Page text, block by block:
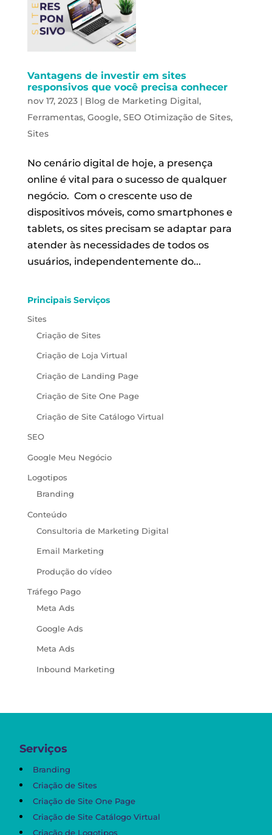
Vantagens de investir em sites
responsivos que você precisa conhecer
nov 17, 2023| Blog de Marketing Digital,
Ferramentas, Google, SEO Otimização de Sites,
Sites
No cenário digital de hoje, a presença
online é vital para o sucesso de qualquer
negócio. Com o crescente uso de
dispositivos móveis, como smartphones e
tablets, os sites precisam se adaptar para
atender às necessidades de todos os
usuários, independentemente do...
Principais Serviços
Sites
Criação de Sites
Criação de Loja Virtual
Criação de Landing Page
Criação de Site One Page
Criação de Site Catálogo Virtual
SEO
Google Meu Negócio
Logotipos
Branding
Conteúdo
Consultoria de Marketing Digital
Email Marketing
Produção do vídeo
Tráfego Pago
Meta Ads
Google Ads
Meta Ads
Inbound Marketing
Serviços
Branding
Criação de Sites
Criação de Site One Page
Criação de Site Catálogo Virtual
Criação de Logotipos